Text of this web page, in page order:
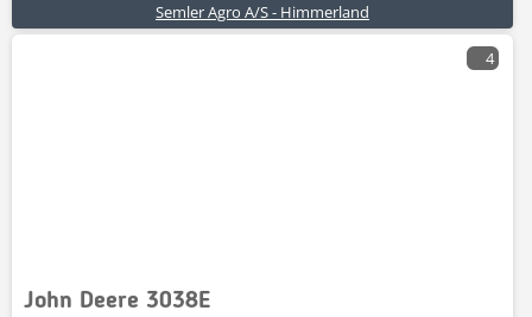
Semler Agro A/S - Himmerland
4
John Deere 3038E